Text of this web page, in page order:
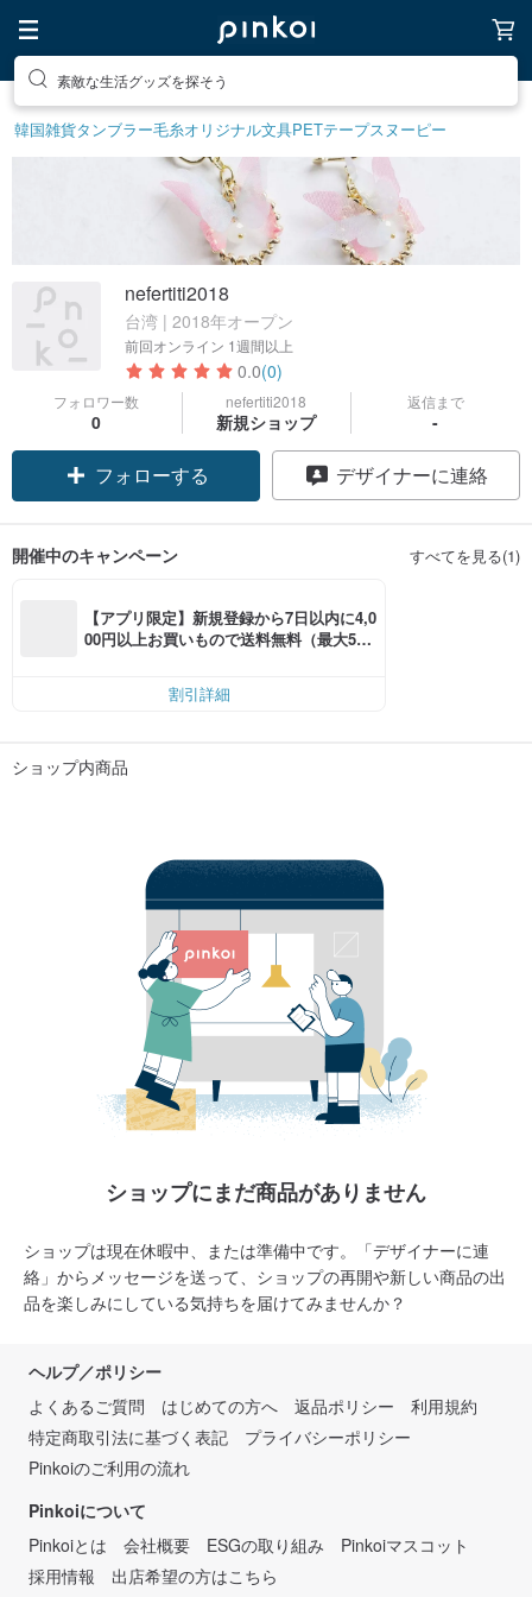
素敵な生活グッズを探そう
韓国雑貨タンブラー毛糸オリジナル文具PETテープスヌーピー
nefertiti2018
台湾 | 2018年オープン
前回オンライン 1週間以上
0.0(0)
フォロワー数
0
nefertiti2018
新規ショップ
返信まで
-
フォローする デザイナーに連絡
開催中のキャンペーン すべてを見る(1)
【アプリ限定】新規登録から7日以内に4,0
00円以上お買いもので送料無料（最大500
割引詳細
ショップ内商品
ショップにまだ商品がありません
ショップは現在休暇中、または準備中です。「デザイナーに連
絡」からメッセージを送って、ショップの再開や新しい商品の出
品を楽しみにしている気持ちを届けてみませんか？
ヘルプ／ポリシー
よくあるご質問
はじめての方へ 返品ポリシー
利用規約
特定商取引法に基づく表記
プライバシーポリシー
Pinkoiのご利用の流れ
Pinkoiについて
Pinkoiとは
会社概要 ESGの取り組み
Pinkoiマスコット
採用情報
出店希望の方はこちら